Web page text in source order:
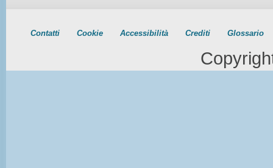
Contatti Cookie Accessibilità Crediti Glossario